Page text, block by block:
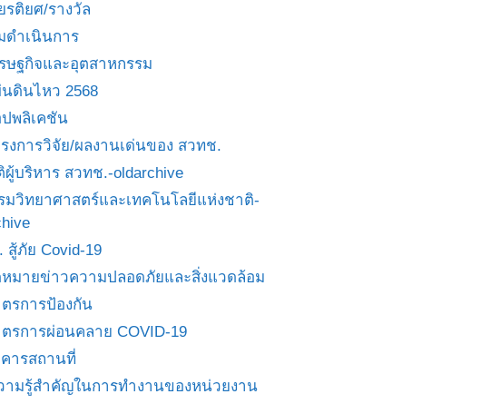
รติยศ/รางวัล
ดำเนินการ
ษฐกิจและอุตสาหกรรม
ดินไหว 2568
พลิเคชัน
งการวิจัย/ผลงานเด่นของ สวทช.
ผู้บริหาร สวทช.-oldarchive
มวิทยาศาสตร์และเทคโนโลยีแห่งชาติ-
สู้ภัย Covid-19
มายข่าวความปลอดภัยและสิ่งแวดล้อม
รการป้องกัน
รการผ่อนคลาย COVID-19
ารสถานที่
ามรู้สำคัญในการทำงานของหน่วยงาน